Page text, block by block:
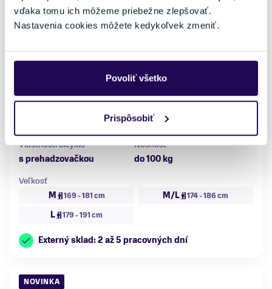
vďaka tomu ich môžeme priebežne zlepšovať.
Nastavenia cookies môžete kedykoľvek zmeniť.
Povoliť všetko
Prispôsobiť
Bicykel Giant Revolt 0 Ocean Wave 2026
-6 %
1999,00 €
1879,06 €
Gravel bicykle
Materiál rámu
Hliník
Vlastnosti bicykla
s prehadzovačkou
Nosnosť
do 100 kg
Veľkosť
M
169 - 181 cm M/L 174 - 186 cm
L 179 - 191 cm
Externý sklad: 2 až 5 pracovných dní
NOVINKA